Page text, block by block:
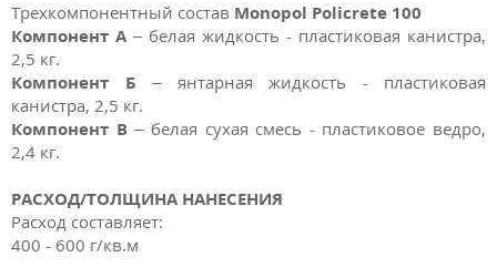
Трехкомпонентный состав Monopol Policrete 100
Компонент А– белая жидкость - пластиковая канистра,
2,5 кг.
Компонент Б – янтарная жидкость - пластиковая
канистра, 2,5 кг.
Компонент В– белая сухая смесь - пластиковое ведро,
2,4 кг.
РАСХОД/ТОЛЩИНА НАНЕСЕНИЯ
Расход составляет:
400 - 600 г/кв.м